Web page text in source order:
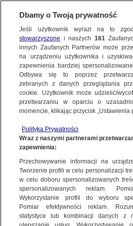
FAKTY | ZOBACZ FAKTY
Skoczył do Wisły, by ratować nastolatkę.
NAJNOWSZE
ZOBACZ FAKTY
FAKTY PO FAKTACH
FAKTY O ŚWIECIE
WIĘCEJ
KANAŁY
Dzień
Jedno konto do
Dbamy o Twoją prywatność
Jeśli użytkownik wyrazi na to
stowarzyszone i naszych 161
innych Zaufanych Partnerów może
na urządzeniu użytkownika i
zapewnienia bardziej
Odbywa się to poprzez
zebranych z danych przeglądania
cookie. Użytkownik może udzielić/
przetwarzaniu w oparciu o
momencie, klikając przycisk „Ustawienia
Polityka Prywatności
Wraz z naszymi partnerami
zapewnienia:
Przechowywanie informacji na
Tworzenie profili w celu personalizacji
w celu doboru spersonalizowanych
spersonalizowanych reklam.
Wykorzystanie profili do wyboru
Pomiar efektywności reklam.
statystyce lub kombinacji danych z